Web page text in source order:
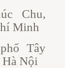
Chu,
Minh
Tây
Nội